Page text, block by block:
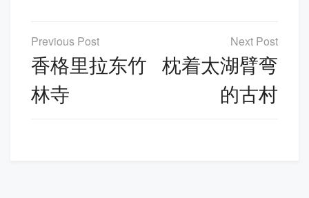
文
章
导
航
香格里拉东竹
林寺
枕着太湖臂弯
的古村